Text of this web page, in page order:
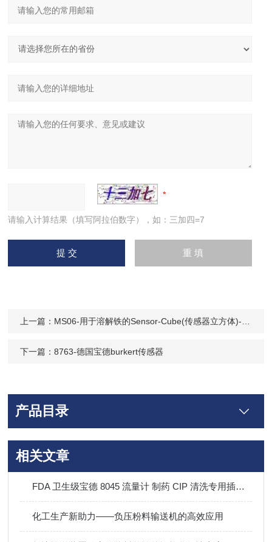
请输入计算结果（填写阿拉伯数字），如：三加四=7
上一篇： MS06-用于溶解铁的Sensor-Cube(传感器立方体)-流动注射分析
下一篇：8763-德国宝德burkert传感器
产品目录
相关文章
FDA 卫生级宝德 8045 流量计 制药 CIP 清洗专用插入式电磁流量计
化工生产新助力——负压粉料输送机的高效应用